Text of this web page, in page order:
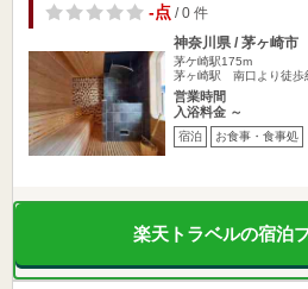
-点/ 0 件
神奈川県 / 茅ヶ崎市
茅ケ崎駅175m
茅ヶ崎駅 南口より徒歩
営業時間
入浴料金 ～
宿泊 お食事・食事処
楽天トラベルの宿泊